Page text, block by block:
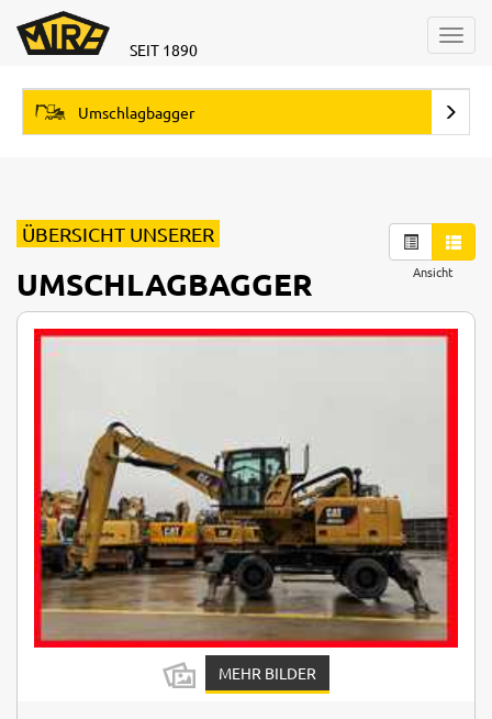
SEIT 1890
Umschlagbagger
Ansicht
ÜBERSICHT UNSERER
UMSCHLAGBAGGER
MEHR BILDER